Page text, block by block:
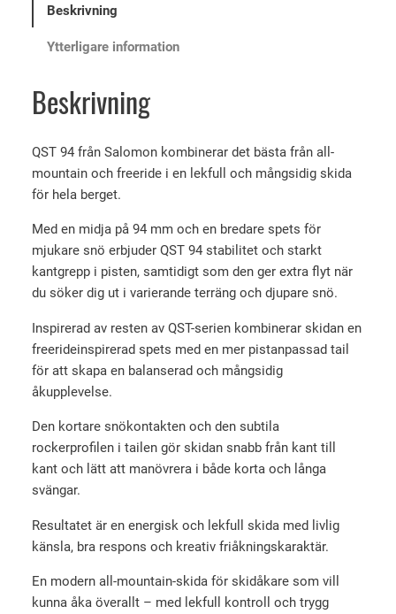
t
i
1
1
0
9
B
l
a
k
m
ä
n
Beskrivning
Ytterligare information
Beskrivning
QST 94 från Salomon kombinerar det bästa från all-
mountain och freeride i en lekfull och mångsidig skida
för hela berget.
Med en midja på 94 mm och en bredare spets för
mjukare snö erbjuder QST 94 stabilitet och starkt
kantgrepp i pisten, samtidigt som den ger extra flyt när
du söker dig ut i varierande terräng och djupare snö.
Inspirerad av resten av QST-serien kombinerar skidan en
freerideinspirerad spets med en mer pistanpassad tail
för att skapa en balanserad och mångsidig
åkupplevelse.
Den kortare snökontakten och den subtila
rockerprofilen i tailen gör skidan snabb från kant till
kant och lätt att manövrera i både korta och långa
svängar.
Resultatet är en energisk och lekfull skida med livlig
känsla, bra respons och kreativ friåkningskaraktär.
En modern all-mountain-skida för skidåkare som vill
kunna åka överallt – med lekfull kontroll och trygg